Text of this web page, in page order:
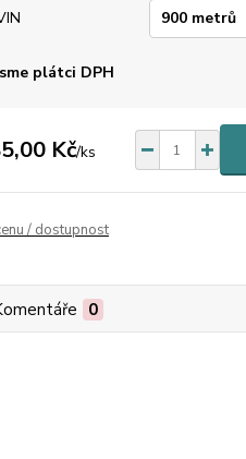
plátci DPH
Kč/ks
/ dostupnost
0